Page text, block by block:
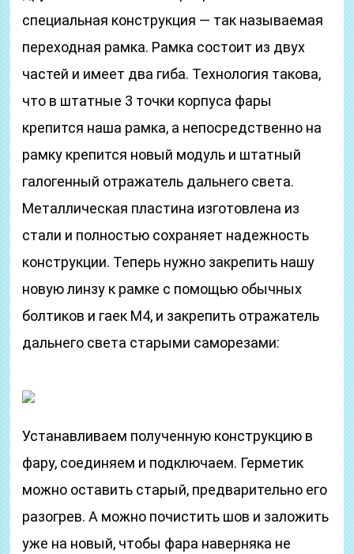
специальная конструкция — так называемая
переходная рамка. Рамка состоит из двух
частей и имеет два гиба. Технология такова,
что в штатные 3 точки корпуса фары
крепится наша рамка, а непосредственно на
рамку крепится новый модуль и штатный
галогенный отражатель дальнего света.
Металлическая пластина изготовлена из
стали и полностью сохраняет надежность
конструкции. Теперь нужно закрепить нашу
новую линзу к рамке с помощью обычных
болтиков и гаек М4, и закрепить отражатель
дальнего света старыми саморезами:
Устанавливаем полученную конструкцию в
фару, соединяем и подключаем. Герметик
можно оставить старый, предварительно его
разогрев. А можно почистить шов и заложить
уже на новый, чтобы фара наверняка не